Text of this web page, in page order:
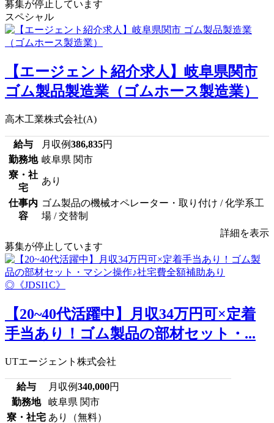
募集が停止しています
スペシャル
【エージェント紹介求人】岐阜県関市
ゴム製品製造業（ゴムホース製造業）
高木工業株式会社(A)
給与 月収例386,835円
勤務地 岐阜県 関市
寮・社
宅
あり
仕事内
容
ゴム製品の機械オペレーター・取り付け / 化学系工
場 / 交替制
詳細を表示
募集が停止しています
【20~40代活躍中】月収34万円可×定着
手当あり！ゴム製品の部材セット・...
UTエージェント株式会社
給与 月収例340,000円
勤務地
岐阜県 関市
寮・社宅 あり（無料）